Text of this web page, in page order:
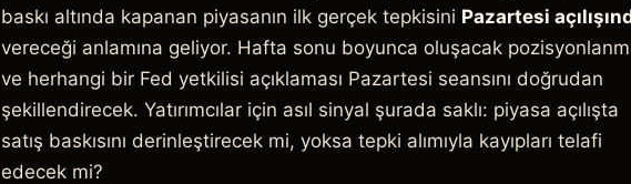
baskı altında kapanan piyasanın ilk gerçek tepkisini Pazartesi
vereceği anlamına geliyor. Hafta sonu boyunca oluşacak
ve herhangi bir Fed yetkilisi açıklaması Pazartesi seansını doğrudan
şekillendirecek. Yatırımcılar için asıl sinyal şurada saklı: piyasa açılışta
satış baskısını derinleştirecek mi, yoksa tepki alımıyla kayıpları telafi
edecek mi?